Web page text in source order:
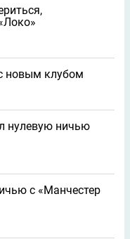
новым клубом
нулевую ничью
с «Манчестер